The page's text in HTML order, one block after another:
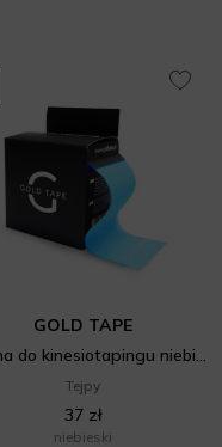
GOLD TAPE
Taśma do kinesiotapingu niebieska
Tejpy
37 zł
niebieski